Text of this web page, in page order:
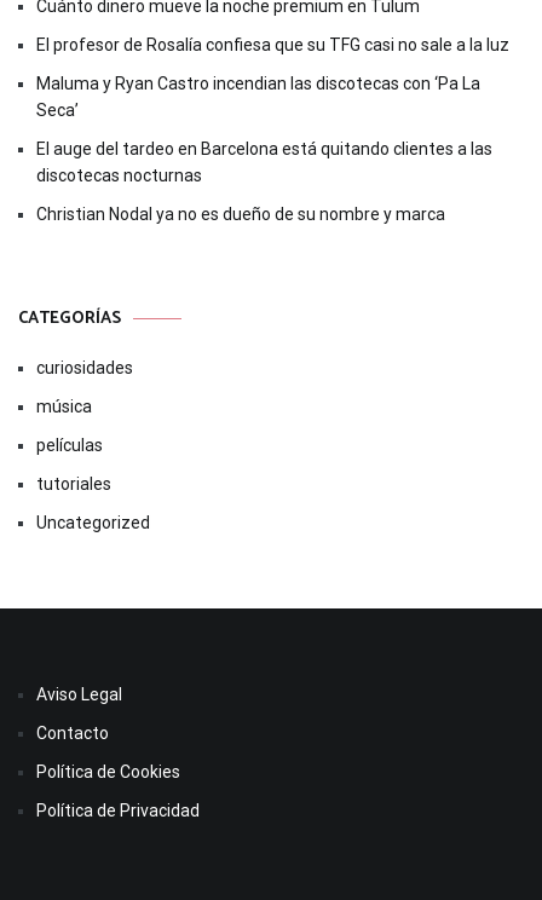
Cuánto dinero mueve la noche premium en Tulum
El profesor de Rosalía confiesa que su TFG casi no sale a la luz
Maluma y Ryan Castro incendian las discotecas con ‘Pa La
Seca’
El auge del tardeo en Barcelona está quitando clientes a las
discotecas nocturnas
Christian Nodal ya no es dueño de su nombre y marca
CATEGORÍAS
curiosidades
música
películas
tutoriales
Uncategorized
Aviso Legal
Contacto
Política de Cookies
Política de Privacidad